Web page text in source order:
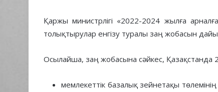
Қаржы министрлігі «2022-2024 жылға
толықтырулар енгізу туралы заң жобасын
Осылайша, заң жобасына сәйкес, Қазақстанда
мемлекеттік базалық зейнетақы